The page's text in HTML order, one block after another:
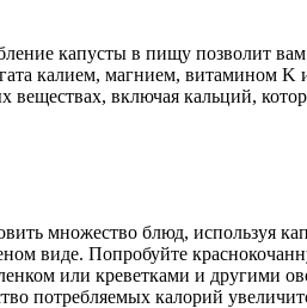
капусты в пищу позволит
калием, магнием, витамином K
веществах, включая кальций,
множество блюд, используя
виде. Попробуйте
или креветками и другими
потребляемых калорий